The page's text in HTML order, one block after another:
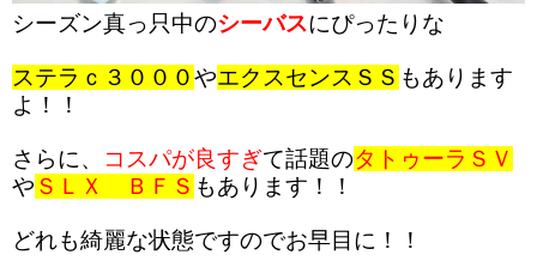
シーズン真っ只中のシーバスにぴったりな
ステラｃ３０００やエクスセンスＳＳ もあります
よ！！
さらに、 コスパが良すぎて話題のタトゥーラＳＶ
や ＳＬＸ ＢＦＳ もあります！！
どれも綺麗な状態ですのでお早目に！！